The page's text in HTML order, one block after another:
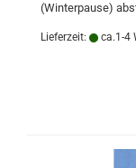
(Winterpause)
Lieferzeit: ca.1-4